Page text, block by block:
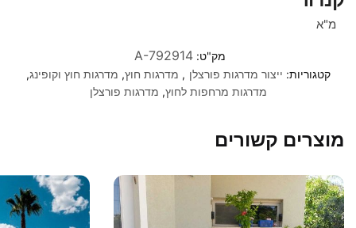
מ"א
מק"ט: A-792914
קטגוריות: ייצור מדרגות פורצלן , מדרגות חוץ, מדרגות חוץ וקופינג,
מדרגות מרחפות לחוץ, מדרגות פורצלן
מוצרים קשורים